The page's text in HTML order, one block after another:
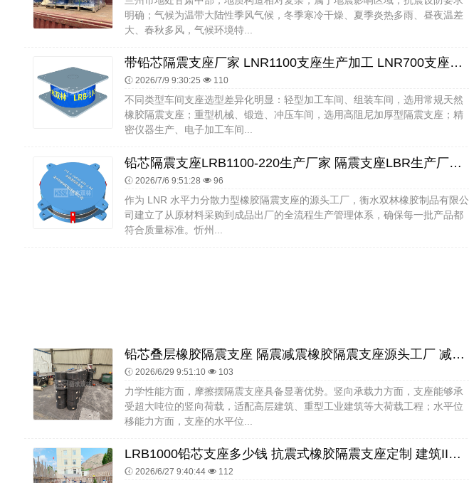
明确；气候为温带大陆性季风气候，冬季寒冷干燥、夏季炎热多雨、昼夜温差
大、春秋多风，气候环境特...
带铅芯隔震支座厂家 LNR1100支座生产加工 LNR700支座生产厂家
2026/7/9 9:30:25 110
不同类型车间支座选型差异化明显：轻型加工车间、组装车间，选用常规天然
橡胶隔震支座；重型机械、锻造、冲压车间，选用高阻尼加厚型隔震支座；精
密仪器生产、电子加工车间...
铅芯隔震支座LRB1100-220生产厂家 隔震支座LBR生产厂家 隔震支座LRB和LNR厂家
2026/7/6 9:51:28 96
作为 LNR 水平力分散力型橡胶隔震支座的源头工厂，衡水双林橡胶制品有限公
司建立了从原材料采购到成品出厂的全流程生产管理体系，确保每一批产品都
符合质量标准。忻州...
铅芯叠层橡胶隔震支座 隔震减震橡胶隔震支座源头工厂 减橡胶隔震支座厂家
2026/6/29 9:51:10 103
力学性能方面，摩擦摆隔震支座具备显著优势。竖向承载力方面，支座能够承
受超大吨位的竖向荷载，适配高层建筑、重型工业建筑等大荷载工程；水平位
移能力方面，支座的水平位...
LRB1000铅芯支座多少钱 抗震式橡胶隔震支座定制 建筑II型LRB铅芯橡胶隔震支座生产厂家
2026/6/27 9:40:44 112